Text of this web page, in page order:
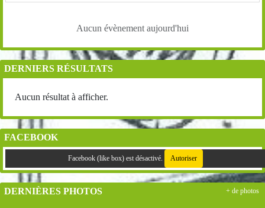
Aucun évènement aujourd'hui
DERNIERS RÉSULTATS
Aucun résultat à afficher.
FACEBOOK
Facebook (like box) est désactivé. Autoriser
DERNIÈRES PHOTOS + de photos